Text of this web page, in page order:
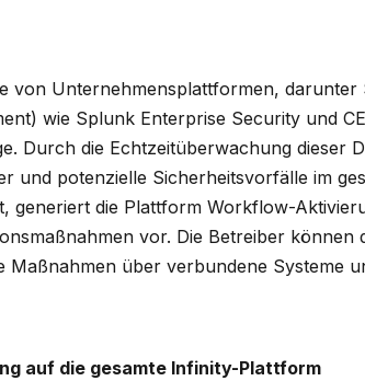
von Unternehmensplattformen, darunter
wie Splunk Enterprise Security und
Durch die Echtzeitüberwachung dieser
und potenzielle Sicherheitsvorfälle im
generiert die Plattform Workflow-
vor. Die Betreiber können
Maßnahmen über verbundene Systeme
auf die gesamte Infinity-Plattform